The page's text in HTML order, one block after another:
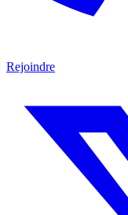
Rejoindre